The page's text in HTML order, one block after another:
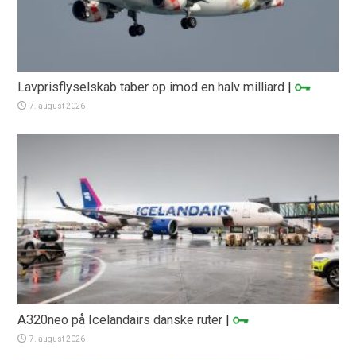
Lavprisflyselskab taber op imod en halv milliard |
7. august 2026
A320neo på Icelandairs danske ruter |
7. august 2026